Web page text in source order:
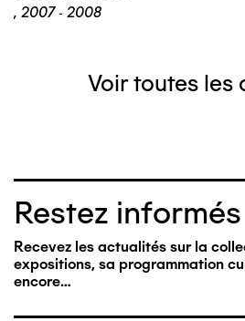
, 2007 - 2008
Voir toutes les
Restez
Recevez les actualités sur la
expositions, sa programmation
encore…